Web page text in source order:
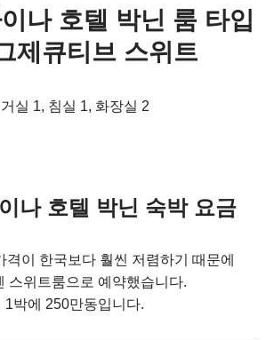
나 호텔 박닌 룸 타입
제큐티브 스위트
거실 1, 침실 1, 화장실 2
나 호텔 박닌 숙박 요금
격이 한국보다 훨씬 저렴하기 때문에
스위트룸으로 예약했습니다.
1박에 250만동입니다.